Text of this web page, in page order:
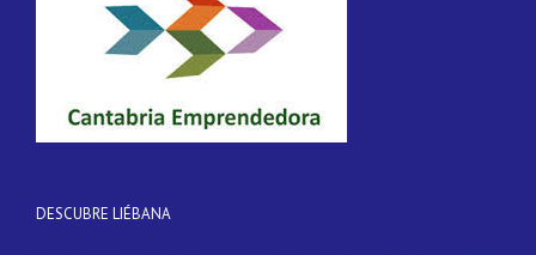
DESCUBRE LIÉBANA